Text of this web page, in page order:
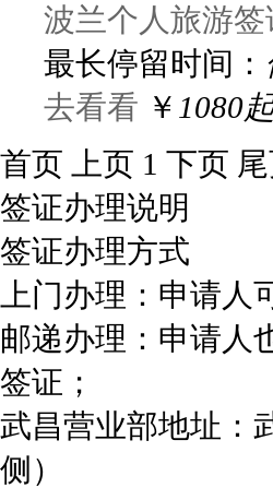
波兰个人旅游签
最长停留时间：
去看看 ￥ 1080
首页
上页 1 下页
签证办理说明
签证办理方式
上门办理：申请
邮递办理：申请人
签证；
武昌营业部地址：
侧）